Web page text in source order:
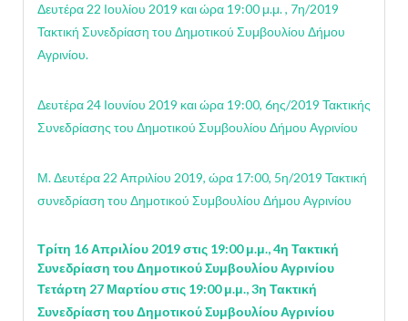
Δευτέρα 22 Ιουλίου 2019 και ώρα 19:00 μ.μ. , 7η/2019
Τακτική Συνεδρίαση του Δημοτικού Συμβουλίου Δήμου
Αγρινίου.
Δευτέρα 24 Ιουνίου 2019 και ώρα 19:00, 6ης/2019 Τακτικής
Συνεδρίασης του Δημοτικού Συμβουλίου Δήμου Αγρινίου
Μ. Δευτέρα 22 Απριλίου 2019, ώρα 17:00, 5η/2019 Τακτική
συνεδρίαση του Δημοτικού Συμβουλίου Δήμου Αγρινίου
Τρίτη 16 Απριλίου 2019 στις 19:00 μ.μ., 4η Τακτική
Συνεδρίαση του Δημοτικού Συμβουλίου Αγρινίου
Τετάρτη 27 Μαρτίου στις 19:00 μ.μ., 3η Τακτική
Συνεδρίαση του Δημοτικού Συμβουλίου Αγρινίου